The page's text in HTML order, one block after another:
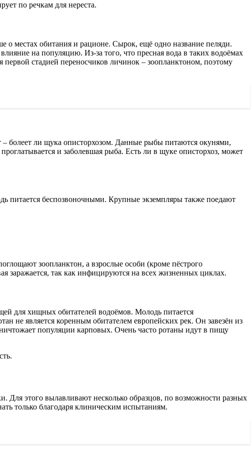
по речкам для нереста.
о местах обитания и рационе. Сырок, ещё одно название пеляди.
на популяцию. Из-за того, что пресная вода в таких водоёмах
первой стадией переносчиков личинок – зоопланктоном, поэтому
болеет ли щука описторхозом. Данные рыбы питаются окунями,
и заболевшая рыба. Есть ли в щуке описторхоз, может
питается беспозвоночными. Крупные экземпляры также поедают
зоопланктон, а взрослые особи (кроме пёстрого
заражается, так как инфицируются на всех жизненных циклах.
для хищных обитателей водоёмов. Молодь питается
не является коренным обитателем европейских рек. Он завезён из
популяции карповых. Очень часто ротаны идут в пищу
Для этого вылавливают несколько образцов, по возможности разных
только благодаря клиническим испытаниям.